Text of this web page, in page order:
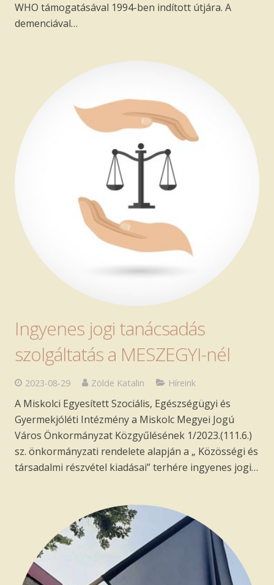
WHO támogatásával 1994-ben indított útjára. A
demenciával…
Ingyenes jogi tanácsadás
szolgáltatás a MESZEGYI-nél
2023-08-29 Zölde Katalin Híreink
A Miskolci Egyesített Szociális, Egészségügyi és
Gyermekjóléti Intézmény a Miskolc Megyei Jogú
Város Önkormányzat Közgyűlésének 1/2023.(111.6.)
sz. önkormányzati rendelete alapján a „ Közösségi és
társadalmi részvétel kiadásai” terhére ingyenes jogi…